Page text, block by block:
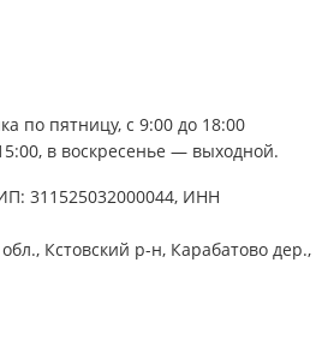
по пятницу, с 9:00 до 18:00
в воскресенье — выходной.
311525032000044, ИНН
Кстовский р-н, Карабатово дер.,